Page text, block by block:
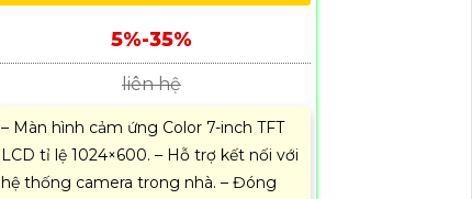
5%-35%
liên hệ
– Màn hình cảm ứng Color 7-inch TFT
LCD tỉ lệ 1024×600. – Hỗ trợ kết nối với
hệ thống camera trong nhà. – Đóng